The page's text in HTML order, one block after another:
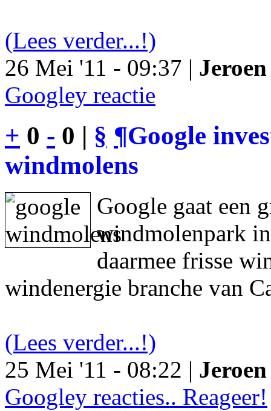
(Lees verder...!)
26 Mei '11 - 09:37 |
Googley reactie
+ 0 - 0 | § ¶Google
windmolens
Google gaat een
windmolenpark
daarmee frisse
windenergie branche van
(Lees verder...!)
25 Mei '11 - 08:22 |
Googley reacties.. Reageer!